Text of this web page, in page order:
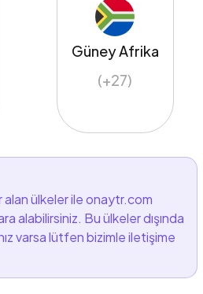
Güney Afrika
(+27)
alan ülkeler ile onaytr.com
alabilirsiniz. Bu ülkeler dışında
varsa lütfen bizimle iletişime